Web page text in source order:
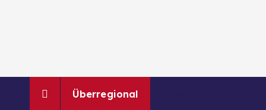
Überregional